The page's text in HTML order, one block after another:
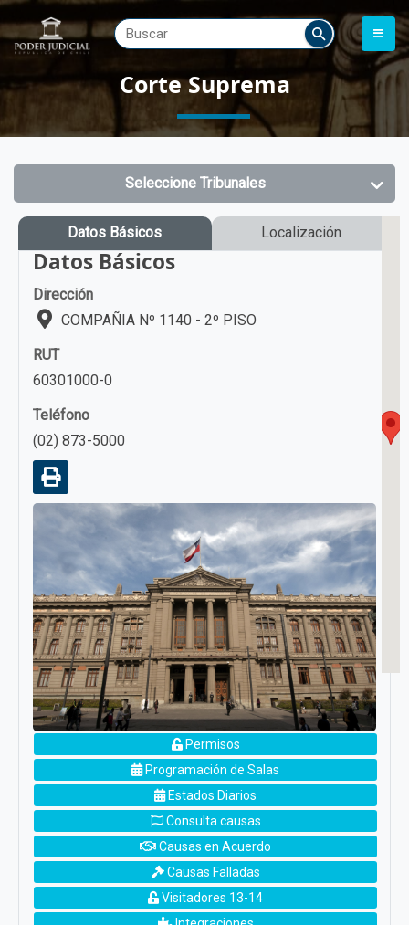
Corte Suprema
Seleccione Tribunales
Datos Básicos Localización
Datos Básicos
Dirección
COMPAÑIA Nº 1140 - 2º PISO
RUT
60301000-0
Teléfono
(02) 873-5000
Permisos
Programación de Salas
Estados Diarios
Consulta causas
Causas en Acuerdo
Causas Falladas
Visitadores 13-14